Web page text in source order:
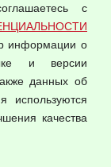
с
информации о
и версии
данных об
используются
качества